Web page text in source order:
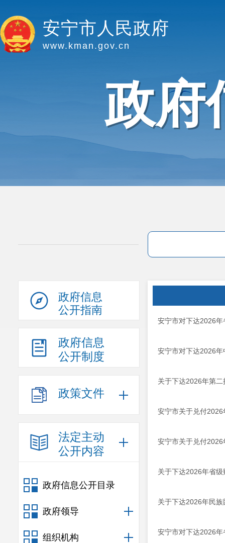
安宁市人民政府
www.kman.gov.cn
政府
政府信息
公开指南
政府信息
公开制度
政策文件
法定主动
公开内容
政府信息公开目录
政府领导
组织机构
安宁市对下达2026
安宁市对下达2026
关于下达2026年第
安宁市关于兑付2026
安宁市关于兑付2026
关于下达2026年省
关于下达2026年民族
安宁市对下达2026